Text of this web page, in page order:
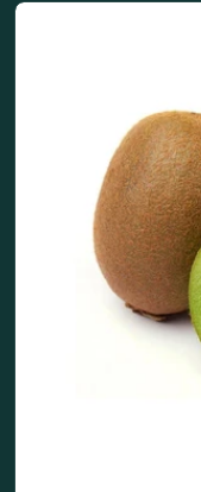
Abrir medios 0 en